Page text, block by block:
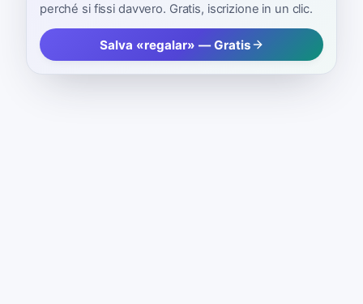
perché si fissi davvero. Gratis, iscrizione in un clic.
Salva «regalar» — Gratis